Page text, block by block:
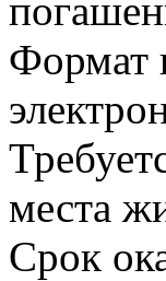
Формат
места
Срок